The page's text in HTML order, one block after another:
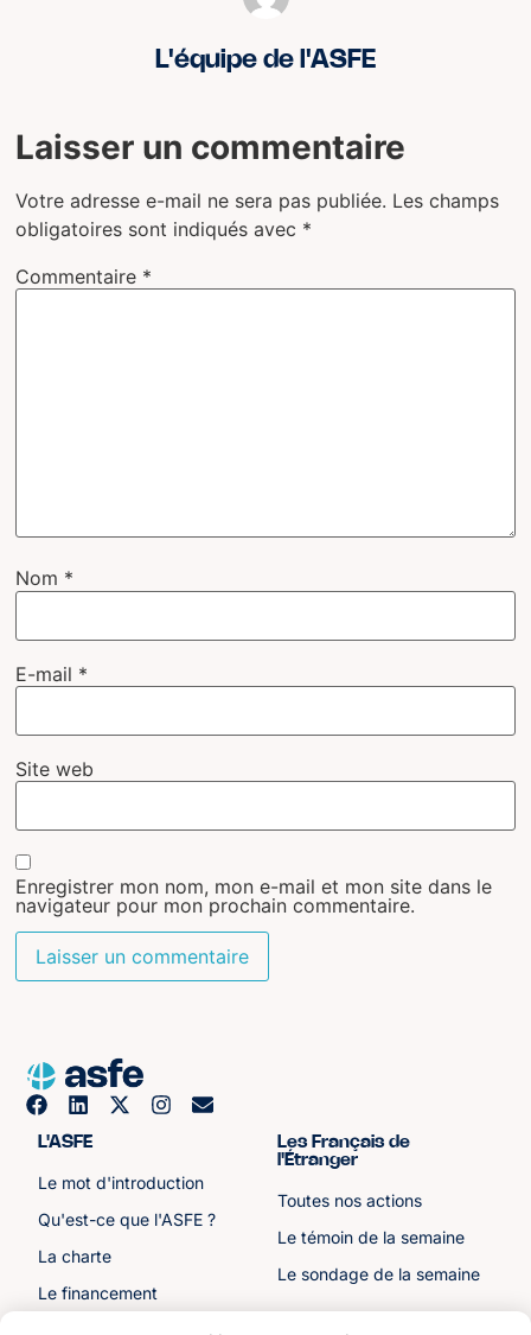
L'équipe de l'ASFE
Laisser un commentaire
Votre adresse e-mail ne sera pas publiée. Les champs
obligatoires sont indiqués avec *
Commentaire *
Nom *
E-mail *
Site web
Enregistrer mon nom, mon e-mail et mon site dans le
navigateur pour mon prochain commentaire.
L'ASFE
Le mot d'introduction
Qu'est-ce que l'ASFE ?
La charte
Le financement
Les Français de
l'Étranger
Toutes nos actions
Le témoin de la semaine
Le sondage de la semaine